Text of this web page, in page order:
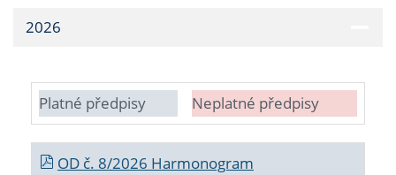
2026
Platné předpisy Neplatné předpisy
OD č. 8/2026 Harmonogram